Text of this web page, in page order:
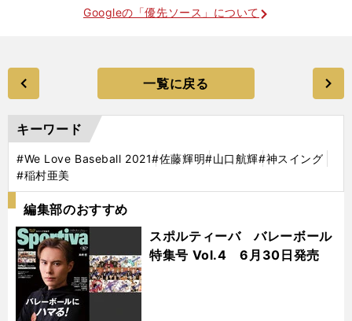
Googleの「優先ソース」について
一覧に戻る
キーワード
#We Love Baseball 2021#佐藤輝明#山口航輝#神スイング
#稲村亜美
編集部のおすすめ
スポルティーバ バレーボール
特集号 Vol.4 6月30日発売